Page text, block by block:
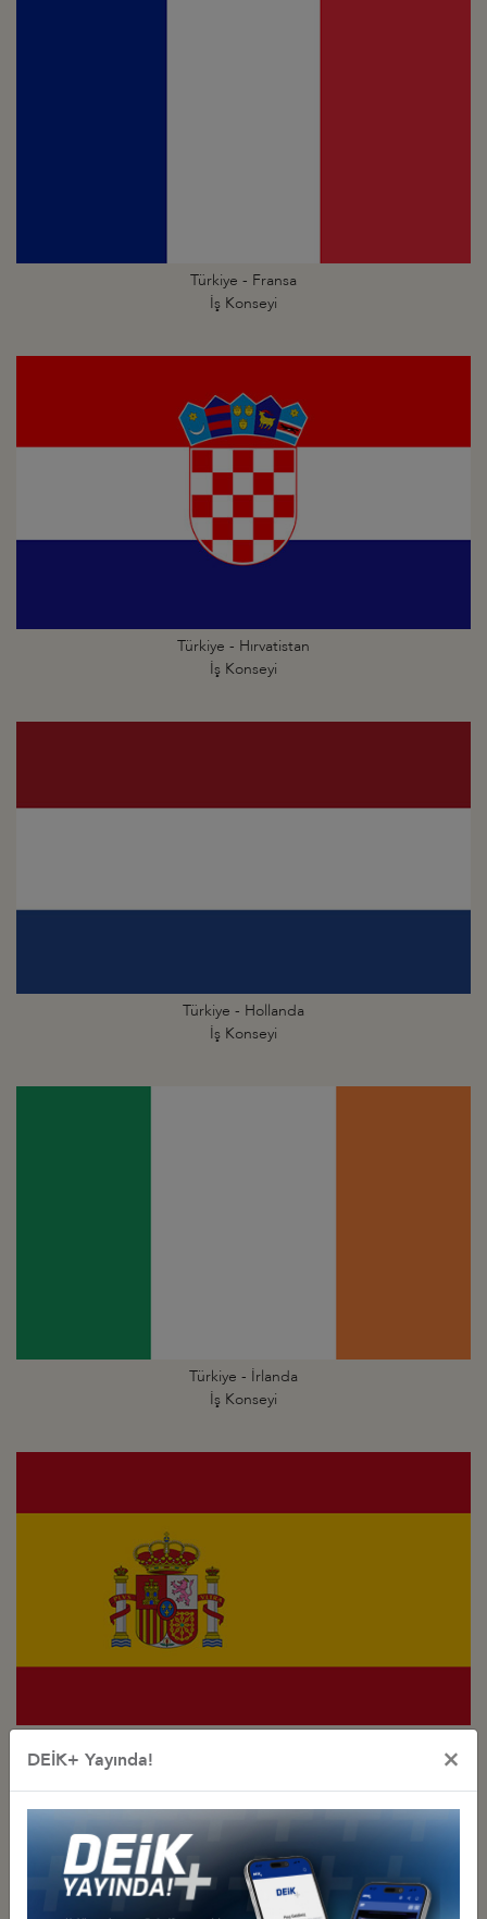
Türkiye - Fransa
İş Konseyi
Türkiye - Hırvatistan
İş Konseyi
Türkiye - Hollanda
İş Konseyi
Türkiye - İrlanda
İş Konseyi
DEİK+ Yayında! ×